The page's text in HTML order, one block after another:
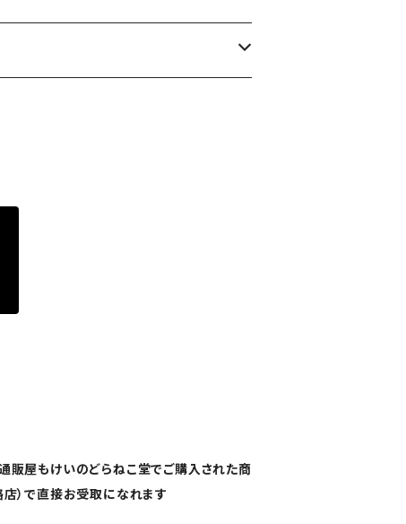
販屋もけいのどらねこ堂でご購入された商
店）で直接お受取になれます